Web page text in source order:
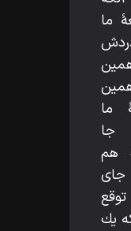
ما
ما
جا
هم
يك